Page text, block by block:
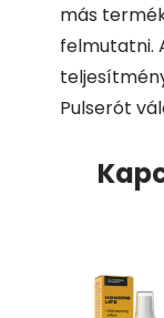
más
felmutatni.
Pulserót